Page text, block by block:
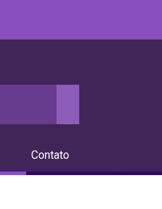
Contato